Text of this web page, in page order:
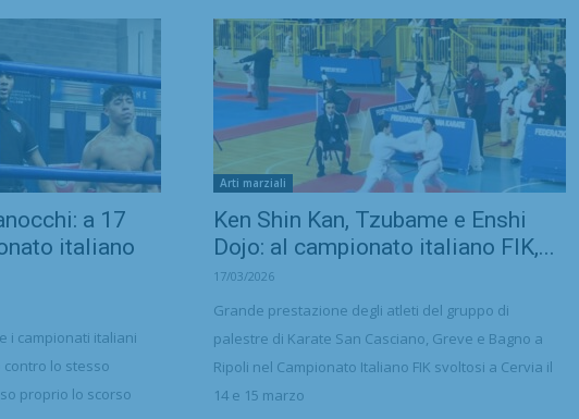
a 17
italiano
i campionati italiani
lo stesso
proprio lo scorso
Arti marziali
Ken Shin Kan, Tzubame e Enshi
Dojo: al campionato italiano FIK,...
17/03/2026
Grande prestazione degli atleti del gruppo di
palestre di Karate San Casciano, Greve e Bagno a
Ripoli nel Campionato Italiano FIK svoltosi a Cervia il
14 e 15 marzo